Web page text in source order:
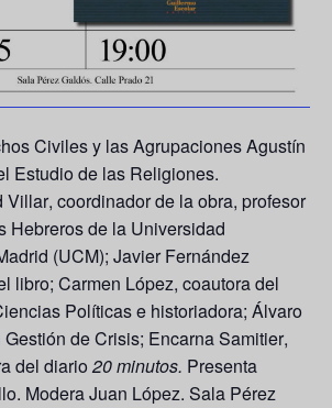
Civiles y las Agrupaciones Agustín
Estudio de las Religiones.
Villar, coordinador de la obra, profesor
Hebreros de la Universidad
(UCM); Javier Fernández
libro; Carmen López, coautora del
Políticas e historiadora; Álvaro
Gestión de Crisis; Encarna Samitier,
del diario 20 minutos. Presenta
. ModeraJuan López. Sala Pérez